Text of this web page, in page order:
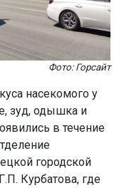
Фото: Горсайт
насекомого у
зуд, одышка и
в течение
городской
Курбатова, где